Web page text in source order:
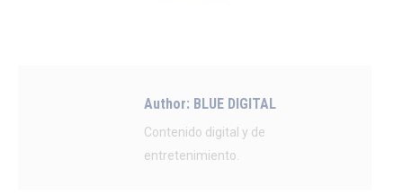
Author: BLUE DIGITAL
Contenido digital y de
entretenimiento.